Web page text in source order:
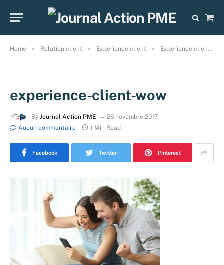
Cart
Home » Relation client » Expérience client » Expérience client : on recherche un effet « WOW » !
experience-client-wow
By Journal Action PME
26 novembre 2017
Aucun commentaire
1 Min Read
Facebook Twitter Pinterest